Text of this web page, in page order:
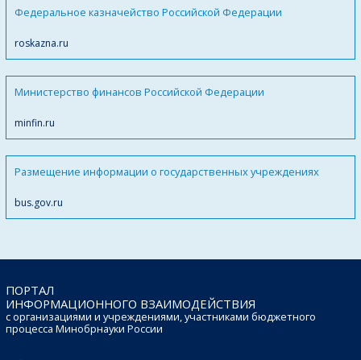
Федеральное казначейство Российской Федерации
roskazna.ru
Министерство финансов Российской Федерации
minfin.ru
Размещение информации о государственных учреждениях
bus.gov.ru
ПОРТАЛ
ИНФОРМАЦИОННОГО ВЗАИМОДЕЙСТВИЯ
с организациями и учреждениями, участниками бюджетного
процесса Минобрнауки России